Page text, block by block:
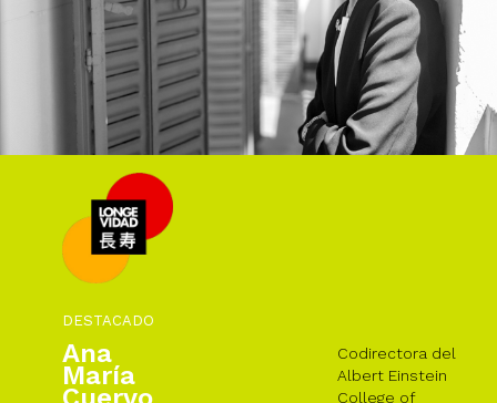
DESTACADO
Ana
María
Codirectora del
Albert Einstein
College of